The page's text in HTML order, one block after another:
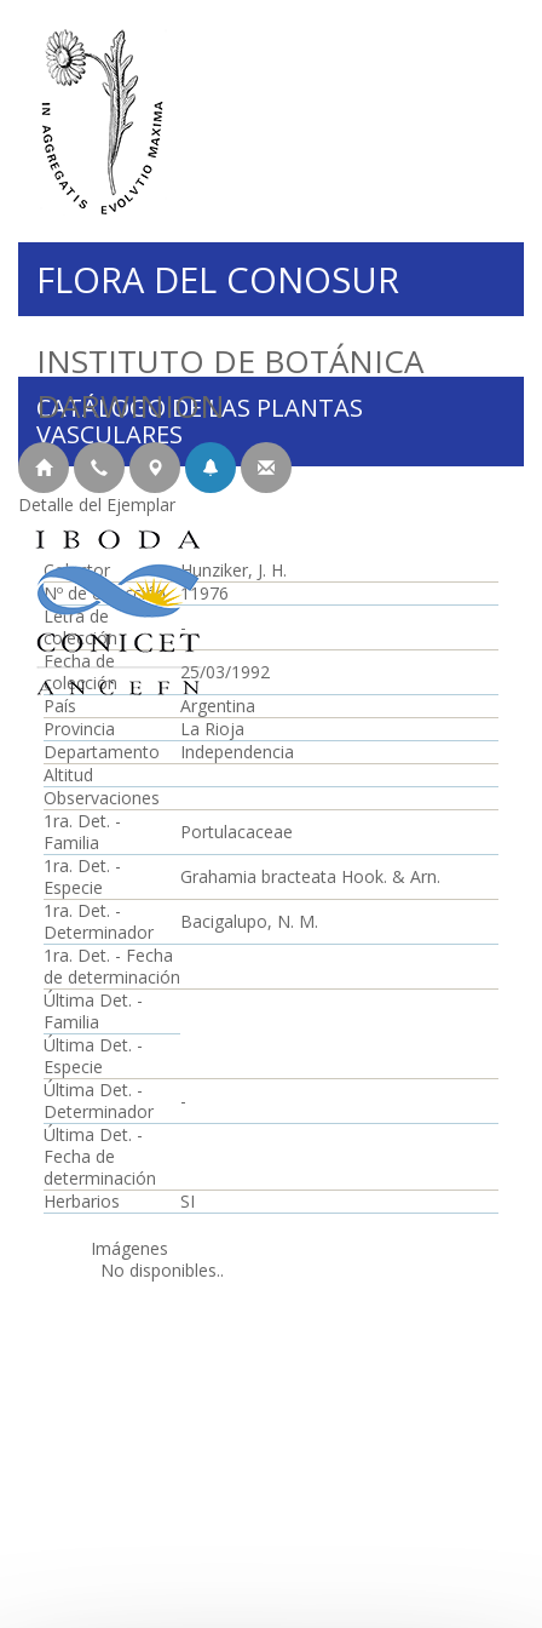
INSTITUTO DE BOTÁNICA
DARWINION
FLORA DEL CONOSUR
CATÁLOGO DE LAS PLANTAS
VASCULARES
Detalle del Ejemplar
Colector
Hunziker, J. H.
Nº de colección
11976
Letra de
colección
-
Fecha de
colección
25/03/1992
País
Argentina
Provincia
La Rioja
Departamento
Independencia
Altitud
Observaciones
1ra. Det. -
Familia
Portulacaceae
1ra. Det. -
Especie
Grahamia bracteata Hook. & Arn.
1ra. Det. -
Determinador
Bacigalupo, N. M.
1ra. Det. - Fecha
de determinación
Última Det. -
Familia
Última Det. -
Especie
Última Det. -
Determinador
-
Última Det. -
Fecha de
determinación
Herbarios
SI
Imágenes
No disponibles..